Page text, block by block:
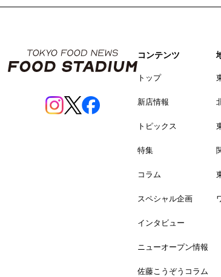
コンテンツ
トップ
新店情報
トピックス
特集
コラム
スペシャル企画
インタビュー
ニューオープン情報
佐藤こうぞうコラム